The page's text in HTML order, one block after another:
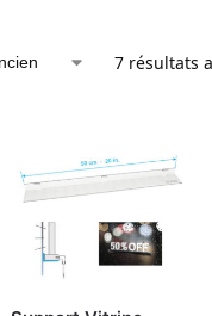
7 résultats